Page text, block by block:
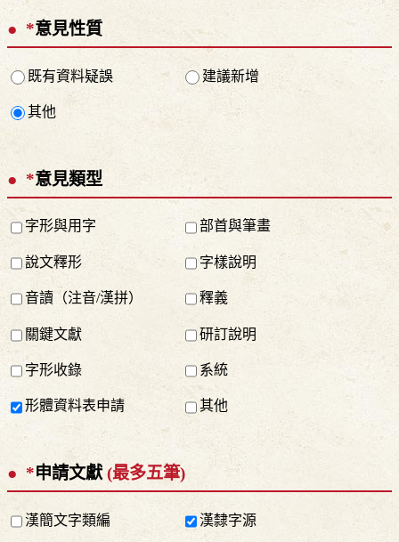
*意見性質
既有資料疑誤 建議新增
其他
*意見類型
字形與用字 部首與筆畫
說文釋形 字樣說明
音讀（注音/漢拼） 釋義
關鍵文獻 研訂說明
字形收錄 系統
形體資料表申請 其他
*申請文獻 (最多五筆)
漢簡文字類編 漢隸字源